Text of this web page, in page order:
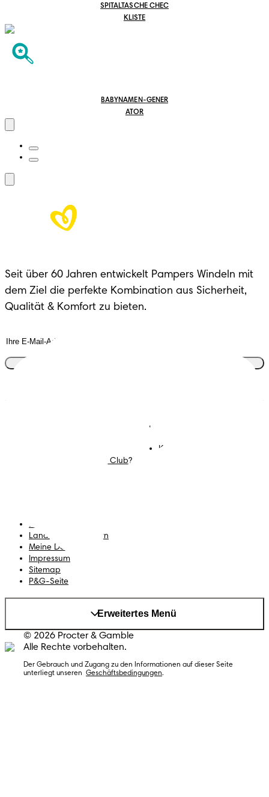
SPITALTASCHE CHEC
KLISTE
BABYNAMEN-GENER
ATOR
Seit über 60 Jahren entwickelt Pampers Windeln mit
dem Ziel die perfekte Kombination aus Sicherheit,
Qualität & Komfort zu bieten.
Was ist der Pampers Club?
Kontakt
Erklärung zur Barrierefreiheit
Land/Region ändern
Meine Daten
Impressum
Sitemap
P&G-Seite
Erweitertes Menü
© 2026 Procter & Gamble
Alle Rechte vorbehalten.
Der Gebrauch und Zugang zu den Informationen auf dieser Seite
unterliegt unseren Geschäftsbedingungen.